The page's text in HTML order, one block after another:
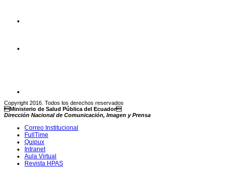
Copyright 2016. Todos los derechos reservados
Ministerio de Salud Pública del Ecuador
Dirección Nacional de Comunicación, Imagen y Prensa
Correo Institucional
FullTime
Quipux
Intranet
Aula Virtual
Revista HPAS